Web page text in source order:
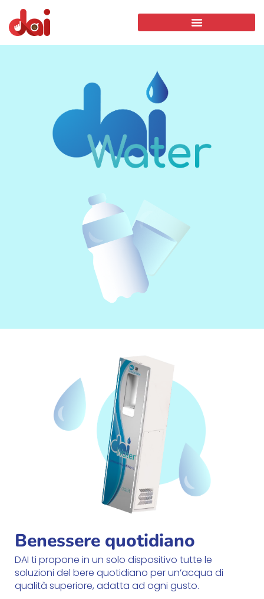
Benessere quotidiano
DAI ti propone in un solo dispositivo tutte le
soluzioni del bere quotidiano per un’acqua di
qualità superiore, adatta ad ogni gusto.